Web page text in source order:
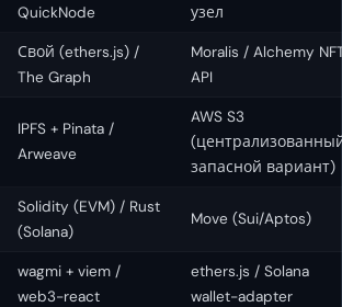
QuickNode
узел
Свой (ethers.js) /
The Graph
Moralis / Alchemy
API
IPFS + Pinata /
Arweave
AWS S3
запасной вариант)
Solidity (EVM) / Rust
(Solana)
Move (Sui/Aptos)
wagmi + viem /
web3-react
ethers.js / Solana
wallet-adapter